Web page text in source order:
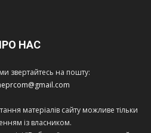
НАС
звертайтесь на пошту:
матеріалів сайту можливе тільки
із власником.